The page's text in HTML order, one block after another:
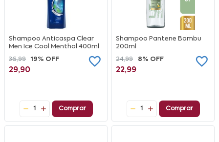
Shampoo Anticaspa Clear
Men Ice Cool Menthol 400ml
36,99
19% OFF
29,90
1 Comprar
Shampoo Pantene Bambu
200ml
24,99
8% OFF
22,99
1 Comprar